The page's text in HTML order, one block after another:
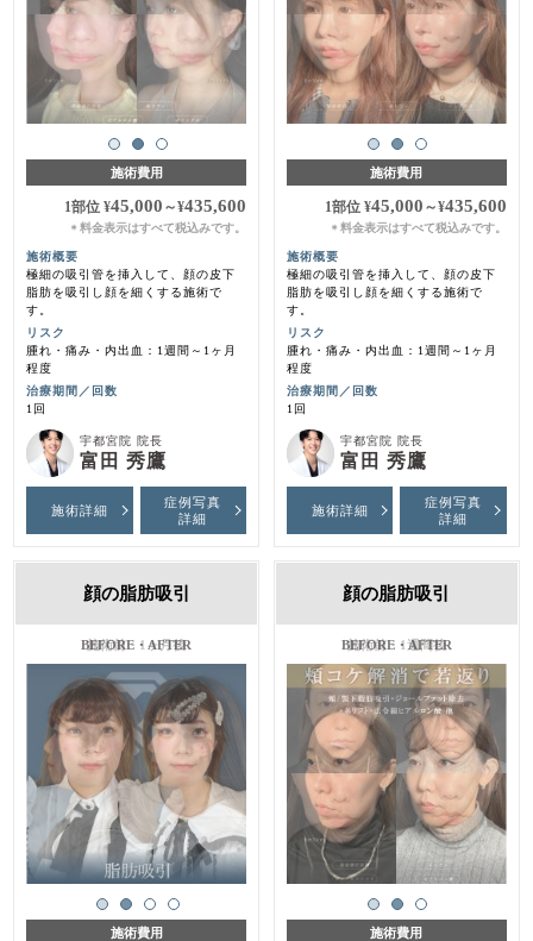
施術費用
1部位¥45,000 ～¥435,600
＊料金表示はすべて税込みです。
施術概要
極細の吸引管を挿入して、顔の皮下
脂肪を吸引し顔を細くする施術で
す。
リスク
腫れ・痛み・内出血：1週間～1ヶ月
程度
治療期間／回数
1回
宇都宮院 院長
富田 秀鷹
施術詳細
症例写真
詳細
施術費用
1部位 ¥45,000 ～¥435,600
＊ 料金表示はすべて税込みです。
施術概要
極細の吸引管を挿入して、顔の皮下
脂肪を吸引し顔を細くする施術で
す。
リスク
腫れ・痛み・内出血：1週間～1ヶ月
程度
治療期間／回数
1回
宇都宮院 院長
富田 秀鷹
施術詳細
症例写真
詳細
顔の脂肪吸引
施術前・1ヶ月後
施術費用
顔の脂肪吸引
施術前・1週間後
施術費用